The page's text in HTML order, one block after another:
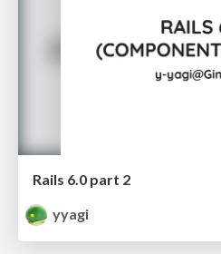
Rails 6.0 part 2
yyagi